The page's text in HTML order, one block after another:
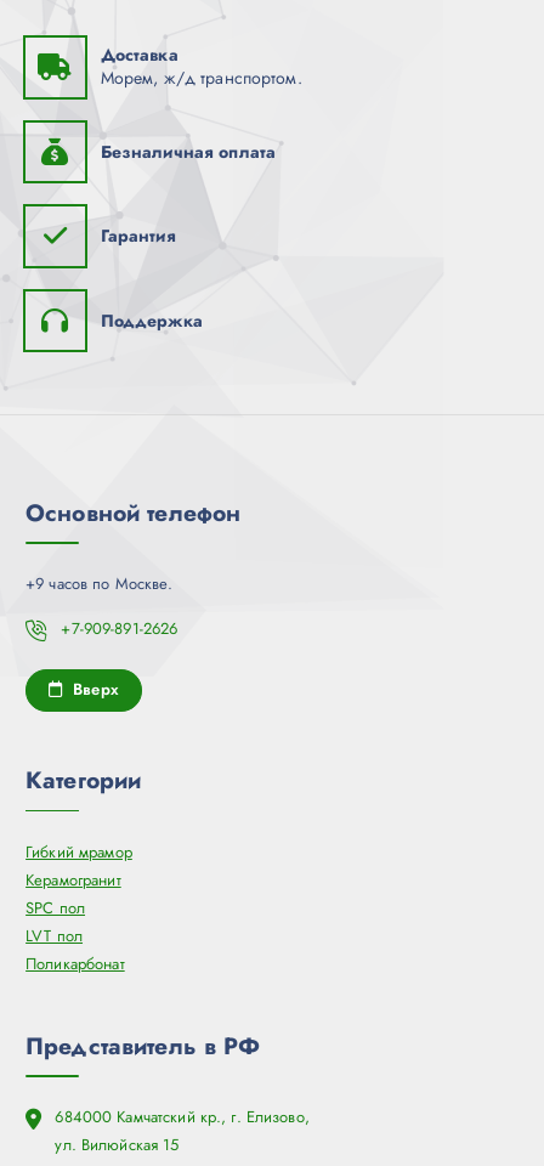
Доставка
Морем, ж/д транспортом.
Безналичная оплата
Гарантия
Поддержка
Основной телефон
+9 часов по Москве.
+7-909-891-2626
Вверх
Категории
Гибкий мрамор
Керамогранит
SPC пол
LVT пол
Поликарбонат
Представитель в РФ
684000 Камчатский кр., г. Елизово,
ул. Вилюйская 15